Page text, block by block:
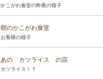
かこがわ食堂の昨夜の様子
朝のかこがわ食堂
お客様の様子
あの カツライス の店
カツライス！？